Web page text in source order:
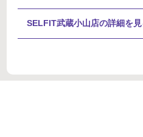
SELFIT武蔵小山店の詳細を見